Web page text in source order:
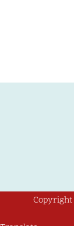
Copyright